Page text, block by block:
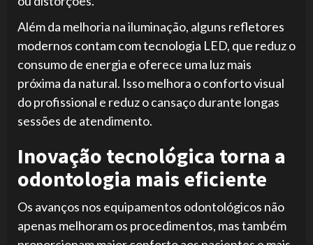
Além da melhoria na iluminação, alguns refletores
modernos contam com tecnologia LED, que reduz o
consumo de energia e oferece uma luz mais
próxima da natural. Isso melhora o conforto visual
do profissional e reduz o cansaço durante longas
sessões de atendimento.
Inovação tecnológica torna a
odontologia mais eficiente
Os avanços nos equipamentos odontológicos não
apenas melhoram os procedimentos, mas também